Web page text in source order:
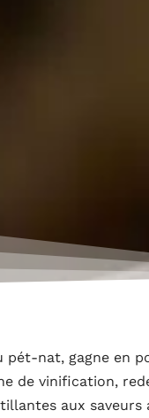
nat, gagne en
de vinification,
aux